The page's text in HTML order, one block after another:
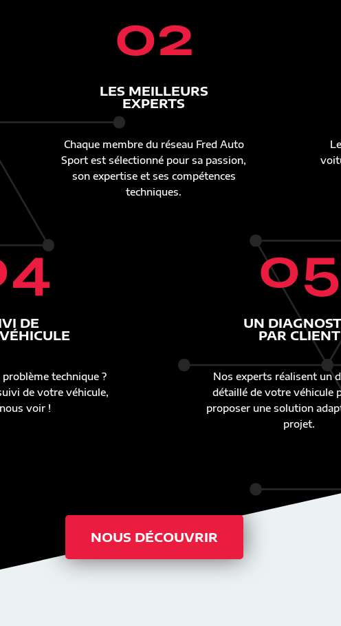
02
LES MEILLEURS
EXPERTS
Chaque membre du réseau Fred Auto
Sport est sélectionné pour sa passion,
son expertise et ses compétences
techniques.
DE
technique ?
de votre véhicule,
voir !
05
UN
PAR CLIENT
Nos experts réalisent un
détaillé de votre véhicule
proposer une solution
projet.
NOUS DÉCOUVRIR